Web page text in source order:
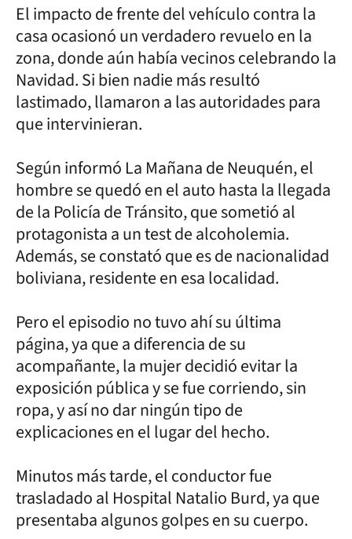
El impacto de frente del vehículo contra la
casa ocasionó un verdadero revuelo en la
zona, donde aún había vecinos celebrando la
Navidad. Si bien nadie más resultó
lastimado, llamaron a las autoridades para
que intervinieran.
Según informó La Mañana de Neuquén, el
hombre se quedó en el auto hasta la llegada
de la Policía de Tránsito, que sometió al
protagonista a un test de alcoholemia.
Además, se constató que es de nacionalidad
boliviana, residente en esa localidad.
Pero el episodio no tuvo ahí su última
página, ya que a diferencia de su
acompañante, la mujer decidió evitar la
exposición pública y se fue corriendo, sin
ropa, y así no dar ningún tipo de
explicaciones en el lugar del hecho.
Minutos más tarde, el conductor fue
trasladado al Hospital Natalio Burd, ya que
presentaba algunos golpes en su cuerpo.